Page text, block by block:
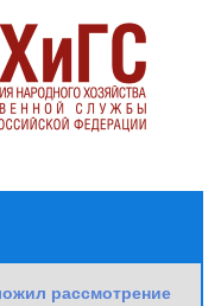
рассмотрение